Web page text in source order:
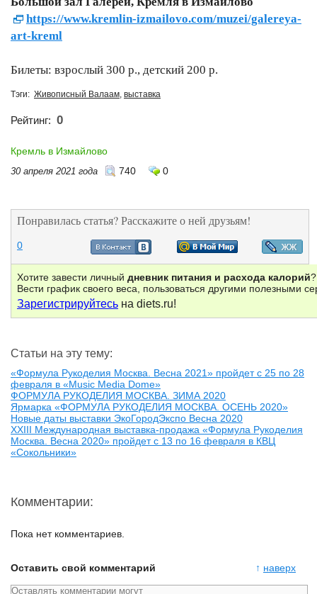
https://www.kremlin-izmailovo.com/muzei/galereya-
art-kreml
Билеты: взрослый 300 р., детский 200 р.
Тэги: Живописный Валаам, выставка
Рейтинг: 0
Кремль в Измайлово
30 апреля 2021 года 740 0
Понравилась статья? Расскажите о ней друзьям!
0
Хотите завести личный дневник питания и расхода калорий?
Вести график своего веса, пользоваться другими полезными
Зарегистрируйтесь на diets.ru!
Статьи на эту тему:
«Формула Рукоделия Москва. Весна 2021» пройдет с 25 по 28
февраля в «Music Media Dome»
ФОРМУЛА РУКОДЕЛИЯ МОСКВА. ЗИМА 2020
Ярмарка «ФОРМУЛА РУКОДЕЛИЯ МОСКВА. ОСЕНЬ 2020»
Новые даты выставки ЭкоГородЭкспо Весна 2020
XXIII Международная выставка-продажа «Формула Рукоделия
Москва. Весна 2020» пройдет с 13 по 16 февраля в КВЦ
«Сокольники»
Комментарии:
Пока нет комментариев.
↑ наверх
Оставить свой комментарий